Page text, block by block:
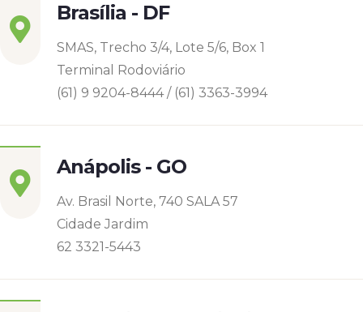
Brasília - DF
SMAS, Trecho 3/4, Lote 5/6, Box 1
Terminal Rodoviário
(61) 9 9204-8444 / (61) 3363-3994
Anápolis - GO
Av. Brasil Norte, 740 SALA 57
Cidade Jardim
62 3321-5443